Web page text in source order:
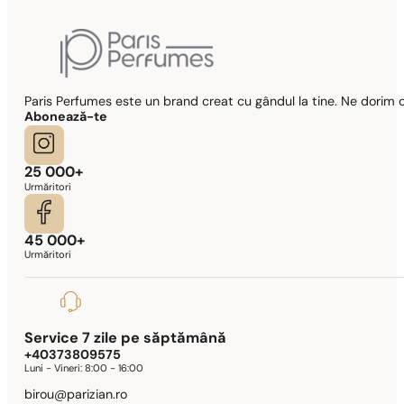
Paris Perfumes este un brand creat cu gândul la tine. Ne
Abonează-te
25 000+
Urmăritori
45 000+
Urmăritori
Service 7 zile pe săptămână
+40373809575
Luni - Vineri:8:00 - 16:00
birou@parizian.ro